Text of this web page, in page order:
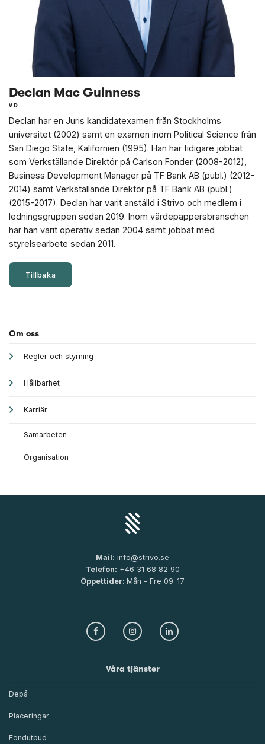
Declan Mac Guinness
VD
Declan har en Juris kandidatexamen från Stockholms
universitet (2002) samt en examen inom Political Science från
San Diego State, Kalifornien (1995). Han har tidigare jobbat
som Verkställande Direktör på Carlson Fonder (2008-2012),
Business Development Manager på TF Bank AB (publ.) (2012-
2014) samt Verkställande Direktör på TF Bank AB (publ.)
(2015-2017). Declan har varit anställd i Strivo och medlem i
ledningsgruppen sedan 2019. Inom värdepappersbranschen
har han varit operativ sedan 2004 samt jobbat med
styrelsearbete sedan 2011.
Tillbaka
Om oss
Regler och styrning
Hållbarhet
Karriär
Samarbeten
Organisation
Mail: info@strivo.se
Telefon: +46 31 68 82 90
Öppettider: Mån - Fre 09-17
Våra tjänster
Depå
Placeringar
Fondutbud